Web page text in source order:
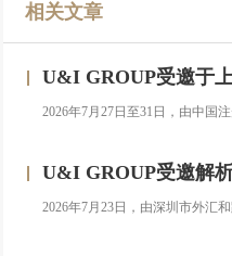
相关文章
U&I GROUP受邀于上海财经大学授课跨境
2026年7月27日至31日，由中国
U&I GROUP受邀解析出海实
2026年7月23日，由深圳市外汇